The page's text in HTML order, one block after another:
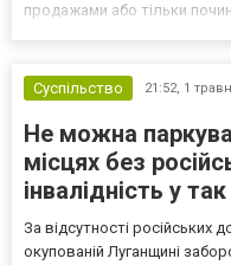
продажами або тільки
Суспільство
21:52, 1
Не можна
місцях без
інвалідність у
За відсутності російських
окупованій Луганщині